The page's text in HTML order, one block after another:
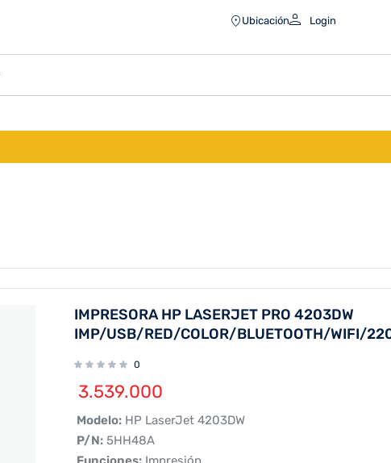
Ubicación Login
IMPRESORA HP LASERJET PRO 4203DW
IMP/USB/RED/COLOR/BLUETOOTH/WIFI/
0
3.539.000
 Modelo:HP LaserJet 4203DW
 P/N:5HH48A